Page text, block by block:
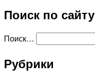
Поиск по сайту
Поиск…
Рубрики